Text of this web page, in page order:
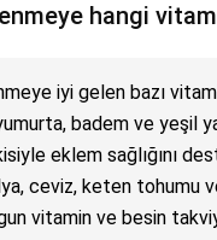
hangi
iyi gelen bazı
badem ve yeşil
eklem sağlığını
ceviz, keten tohumu
vitamin ve besin